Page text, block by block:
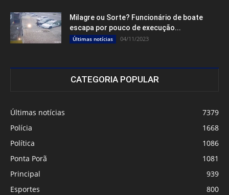
Milagre ou Sorte? Funcionário de boate
escapa por pouco de execução...
Últimas notícias 04/11/2023
CATEGORIA POPULAR
Últimas notícias
7379
Polícia
1668
Política
1086
Ponta Porã
1081
Principal
939
Esportes
800